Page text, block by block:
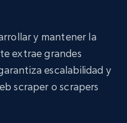
y mantener la
extrae grandes
escalabilidad y
scraper o scrapers